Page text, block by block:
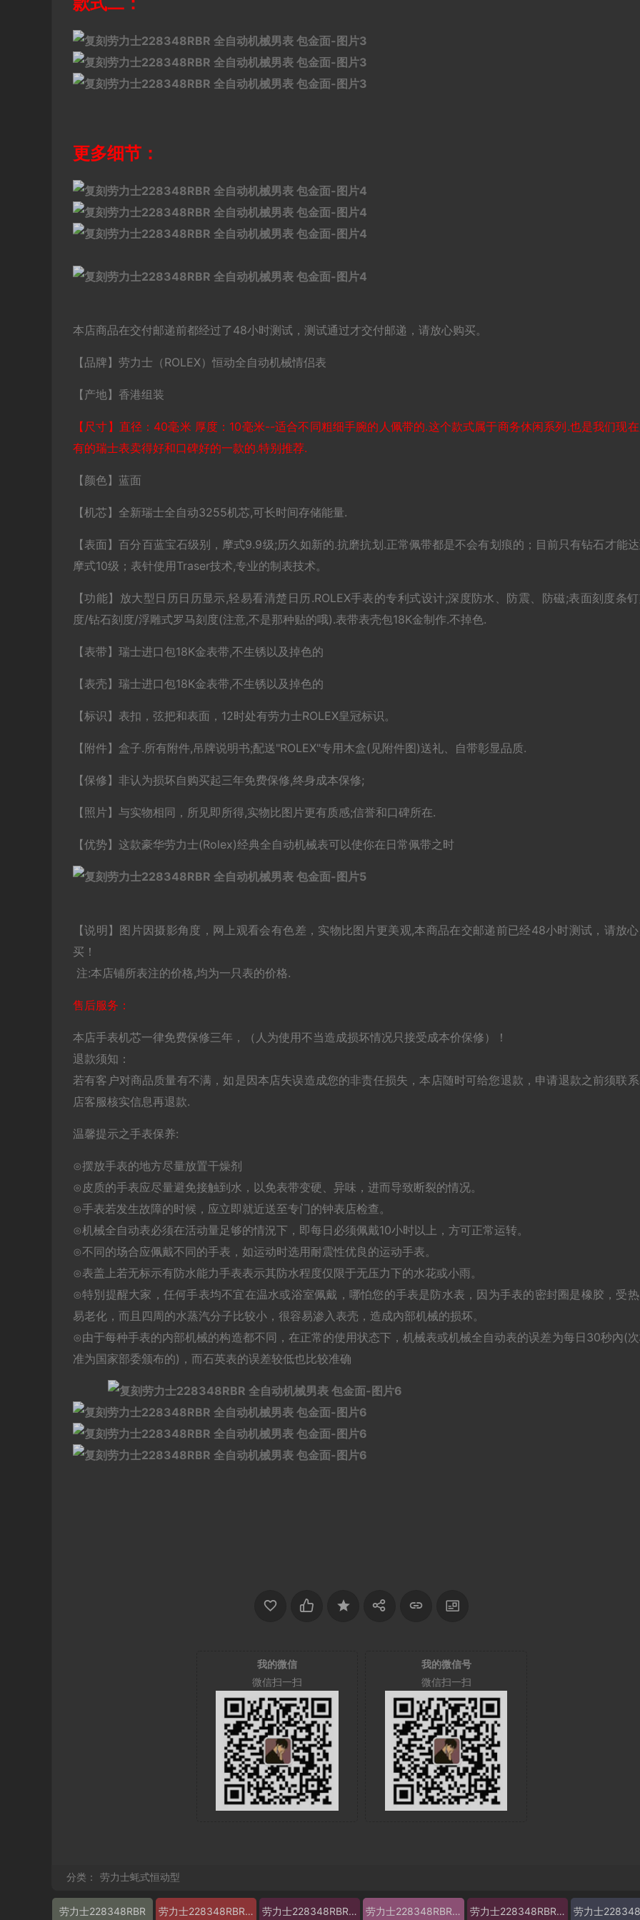
更多细节：
本店商品在交付邮递前都经过了48小时测试，测试通过才交付邮递，请放心购买。
【品牌】劳力士（ROLEX）恒动全自动机械情侣表
【产地】香港组装
【尺寸】直径：40毫米 厚度：10毫米--适合不同粗细手腕的人佩带的.这个款式属于商务休闲系列.也是我们现
有的瑞士表卖得好和口碑好的一款的.特别推荐.
【颜色】蓝面
【机芯】全新瑞士全自动3255机芯,可长时间存储能量.
【表面】百分百蓝宝石级别，摩式9.9级;历久如新的.抗磨抗划.正常佩带都是不会有划痕的；目前只有钻石才能
摩式10级；表针使用Traser技术,专业的制表技术。
【功能】放大型日历日历显示,轻易看清楚日历.ROLEX手表的专利式设计;深度防水、防震、防磁;表面刻度条
度/钻石刻度/浮雕式罗马刻度(注意,不是那种贴的哦).表带表壳包18K金制作.不掉色.
【表带】瑞士进口包18K金表带,不生锈以及掉色的
【表壳】瑞士进口包18K金表带,不生锈以及掉色的
【标识】表扣，弦把和表面，12时处有劳力士ROLEX皇冠标识。
【附件】盒子.所有附件,吊牌说明书;配送"ROLEX"专用木盒(见附件图)送礼、自带彰显品质.
【保修】非认为损坏自购买起三年免费保修,终身成本保修;
【照片】与实物相同，所见即所得,实物比图片更有质感;信誉和口碑所在.
【优势】这款豪华劳力士(Rolex)经典全自动机械表可以使你在日常佩带之时
【说明】图片因摄影角度，网上观看会有色差，实物比图片更美观,本商品在交邮递前已经48小时测试，请放
买！
注:本店铺所表注的价格,均为一只表的价格.
售后服务：
本店手表机芯一律免费保修三年，（人为使用不当造成损坏情况只接受成本价保修）！
退款须知：
若有客户对商品质量有不满，如是因本店失误造成您的非责任损失，本店随时可给您退款，申请退款之前须联
店客服核实信息再退款.
温馨提示之手表保养:
⊙摆放手表的地方尽量放置干燥剂
⊙皮质的手表应尽量避免接触到水，以免表带变硬、异味，进而导致断裂的情况。
⊙手表若发生故障的时候，应立即就近送至专门的钟表店检查。
⊙机械全自动表必须在活动量足够的情況下，即每日必须佩戴10小时以上，方可正常运转。
⊙不同的场合应佩戴不同的手表，如运动时选用耐震性优良的运动手表。
⊙表盖上若无标示有防水能力手表表示其防水程度仅限于无压力下的水花或小雨。
⊙特別提醒大家，任何手表均不宜在温水或浴室佩戴，哪怕您的手表是防水表，因为手表的密封圈是橡胶，受
易老化，而且四周的水蒸汽分子比较小，很容易渗入表壳，造成內部机械的损坏。
⊙由于每种手表的内部机械的构造都不同，在正常的使用状态下，机械表或机械全自动表的误差为每日30秒內(
准为国家部委颁布的)，而石英表的误差较低也比较准确
我的微信
微信扫一扫
我的微信号
微信扫一扫
分类： 劳力士蚝式恒动型
劳力士228348RBR 劳力士228348RBR图片 劳力士228348RBR价格 劳力士228348RBR参数 劳力士228348RBR报价